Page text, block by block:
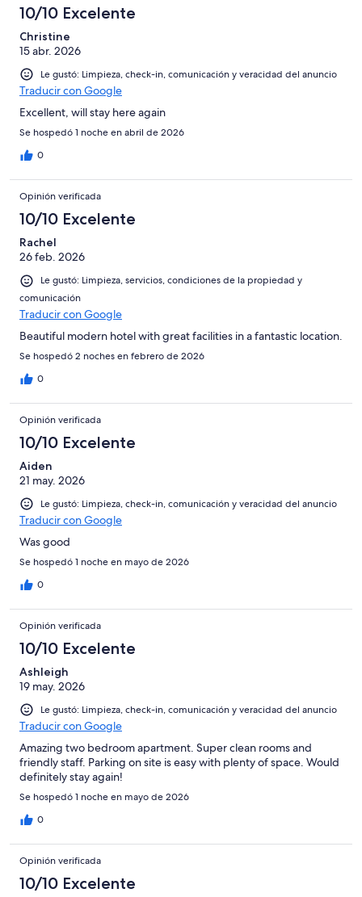
10/10 Excelente
Christine
15 abr. 2026
Le gustó: Limpieza, check-in, comunicación y veracidad del anuncio
Traducir con Google
Excellent, will stay here again
Se hospedó 1 noche en abril de 2026
0
Opinión verificada
10/10 Excelente
Rachel
26 feb. 2026
Le gustó: Limpieza, servicios, condiciones de la propiedad y
comunicación
Traducir con Google
Beautiful modern hotel with great facilities in a fantastic location.
Se hospedó 2 noches en febrero de 2026
0
Opinión verificada
10/10 Excelente
Aiden
21 may. 2026
Le gustó: Limpieza, check-in, comunicación y veracidad del anuncio
Traducir con Google
Was good
Se hospedó 1 noche en mayo de 2026
0
Opinión verificada
10/10 Excelente
Ashleigh
19 may. 2026
Le gustó: Limpieza, check-in, comunicación y veracidad del anuncio
Traducir con Google
Amazing two bedroom apartment. Super clean rooms and
friendly staff. Parking on site is easy with plenty of space. Would
definitely stay again!
Se hospedó 1 noche en mayo de 2026
0
Opinión verificada
10/10 Excelente